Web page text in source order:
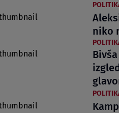
niko